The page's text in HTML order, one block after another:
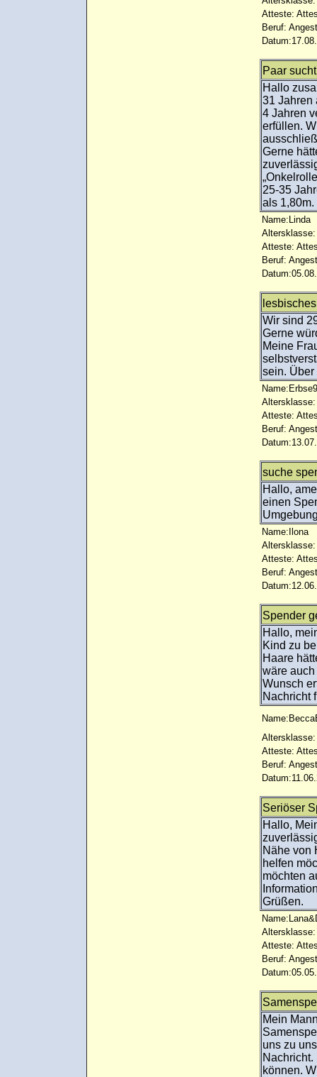
Atteste:
Beruf:
Paar
Hallo
31 Jahren
4 Jahren
erfüllen.
Gerne
25-35
als
Name:Linda
Altersklasse:
Atteste:
Beruf:
Wir sind
Gerne
Meine
sein.
Altersklasse:
Atteste:
Beruf:
suche
Hallo,
einen
Name:Ilona
Altersklasse:
Atteste:
Beruf:
Spender
Hallo,
Kind zu
Haare
wäre
Wunsch
Nachricht
Altersklasse:
Atteste:
Beruf:
Seriöser
Hallo,
Nähe von
helfen
möchten
Grüßen.
Altersklasse:
Atteste:
Beruf:
Mein
uns zu
können.